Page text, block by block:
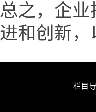
总之，企
进和创新
栏目